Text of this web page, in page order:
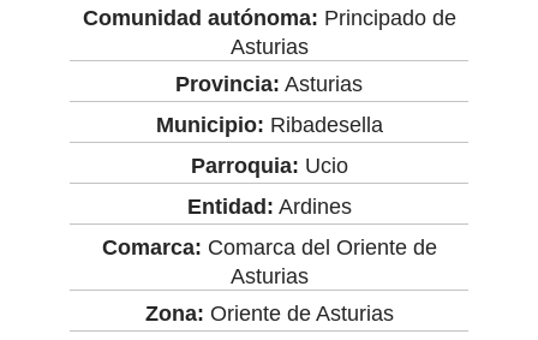
Comunidad autónoma: Principado de
Asturias
Provincia: Asturias
Municipio: Ribadesella
Parroquia: Ucio
Entidad: Ardines
Comarca: Comarca del Oriente de
Asturias
Zona: Oriente de Asturias